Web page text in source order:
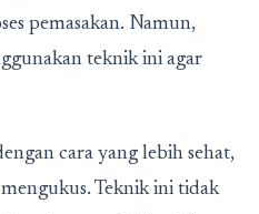
pemasakan. Namun,
teknik ini agar
cara yang lebih sehat,
Teknik ini tidak